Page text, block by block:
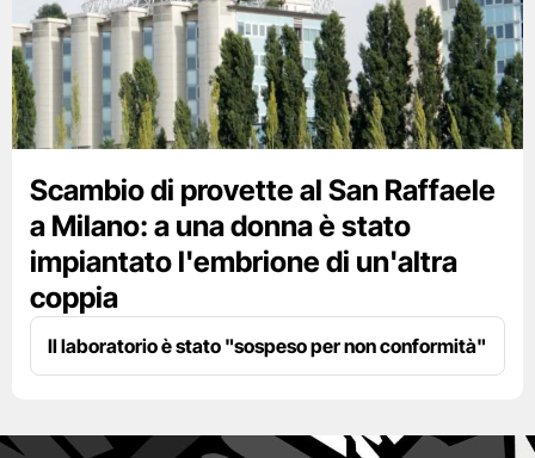
Scambio di provette al San Raffaele
a Milano: a una donna è stato
impiantato l'embrione di un'altra
coppia
Il laboratorio è stato "sospeso per non conformità"